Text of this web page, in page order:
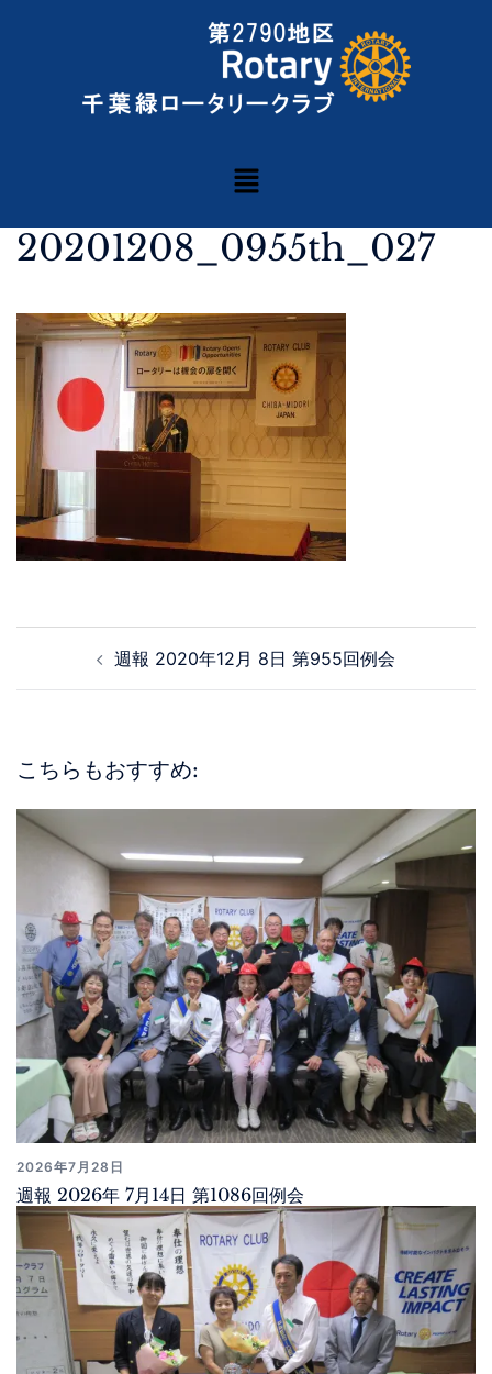
20201208_0955th_027
週報 2020年12月 8日 第955回例会
こちらもおすすめ:
2026年7月28日
週報 2026年 7月14日 第1086回例会